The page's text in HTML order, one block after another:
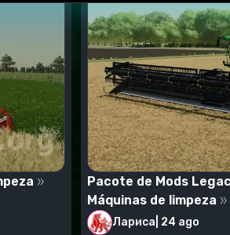
Pacote de Mods
Máquinas de limpeza
Лариса 24 ago